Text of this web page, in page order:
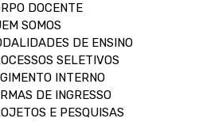
DOCENTE
SOMOS
DE ENSINO
SELETIVOS
INTERNO
DE INGRESSO
E PESQUISAS